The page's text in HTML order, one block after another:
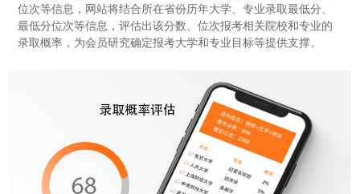
位次等信息，网站将结合所在省份历年大学、专业录取最低分、
最低分位次等信息，评估出该分数、位次报考相关院校和专业的
录取概率，为会员研究确定报考大学和专业目标等提供支撑。